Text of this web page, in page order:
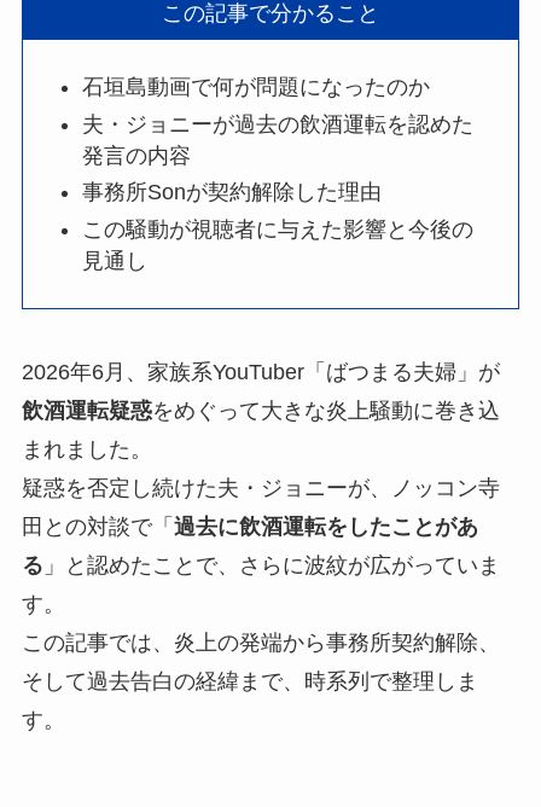
この記事で分かること
石垣島動画で何が問題になったのか
夫・ジョニーが過去の飲酒運転を認めた
発言の内容
事務所Sonが契約解除した理由
この騒動が視聴者に与えた影響と今後の
見通し
2026年6月、家族系YouTuber「ばつまる夫婦」が
飲酒運転疑惑をめぐって大きな炎上騒動に巻き込
まれました。
疑惑を否定し続けた夫・ジョニーが、ノッコン寺
田との対談で「 過去に飲酒運転をしたことがあ
る 」と認めたことで、さらに波紋が広がっていま
す。
この記事では、炎上の発端から事務所契約解除、
そして過去告白の経緯まで、時系列で整理しま
す。